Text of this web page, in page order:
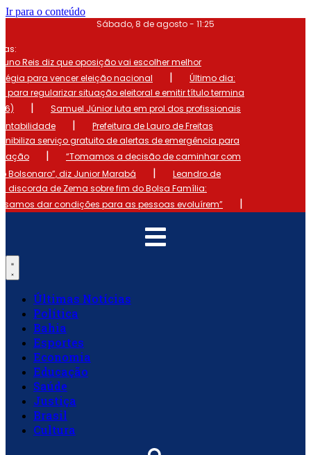
Ir para o conteúdo
Sábado, 8 de agosto - 11:25
Reis diz que oposição vai escolher melhor
para vencer eleição nacional
|
Último dia:
para regularizar situação eleitoral e emitir título termina
|
Samuel Júnior luta em prol dos profissionais
|
Prefeitura de Lauro de Freitas
serviço gratuito de alertas de emergência para
|
“Tomamos a decisão de caminhar com
Bolsonaro”, diz Junior Marabá
|
Leandro de
discorda de Zema sobre fim do Bolsa Família:
dar condições para as pessoas evoluírem”
|
Últimas Notícias
Política
Bahia
Esportes
Economia
Educação
Saúde
Justiça
Brasil
Cultura